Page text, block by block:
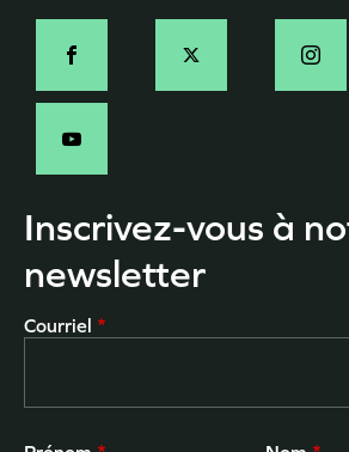
Social
Inscrivez-vous à
newsletter
Courriel